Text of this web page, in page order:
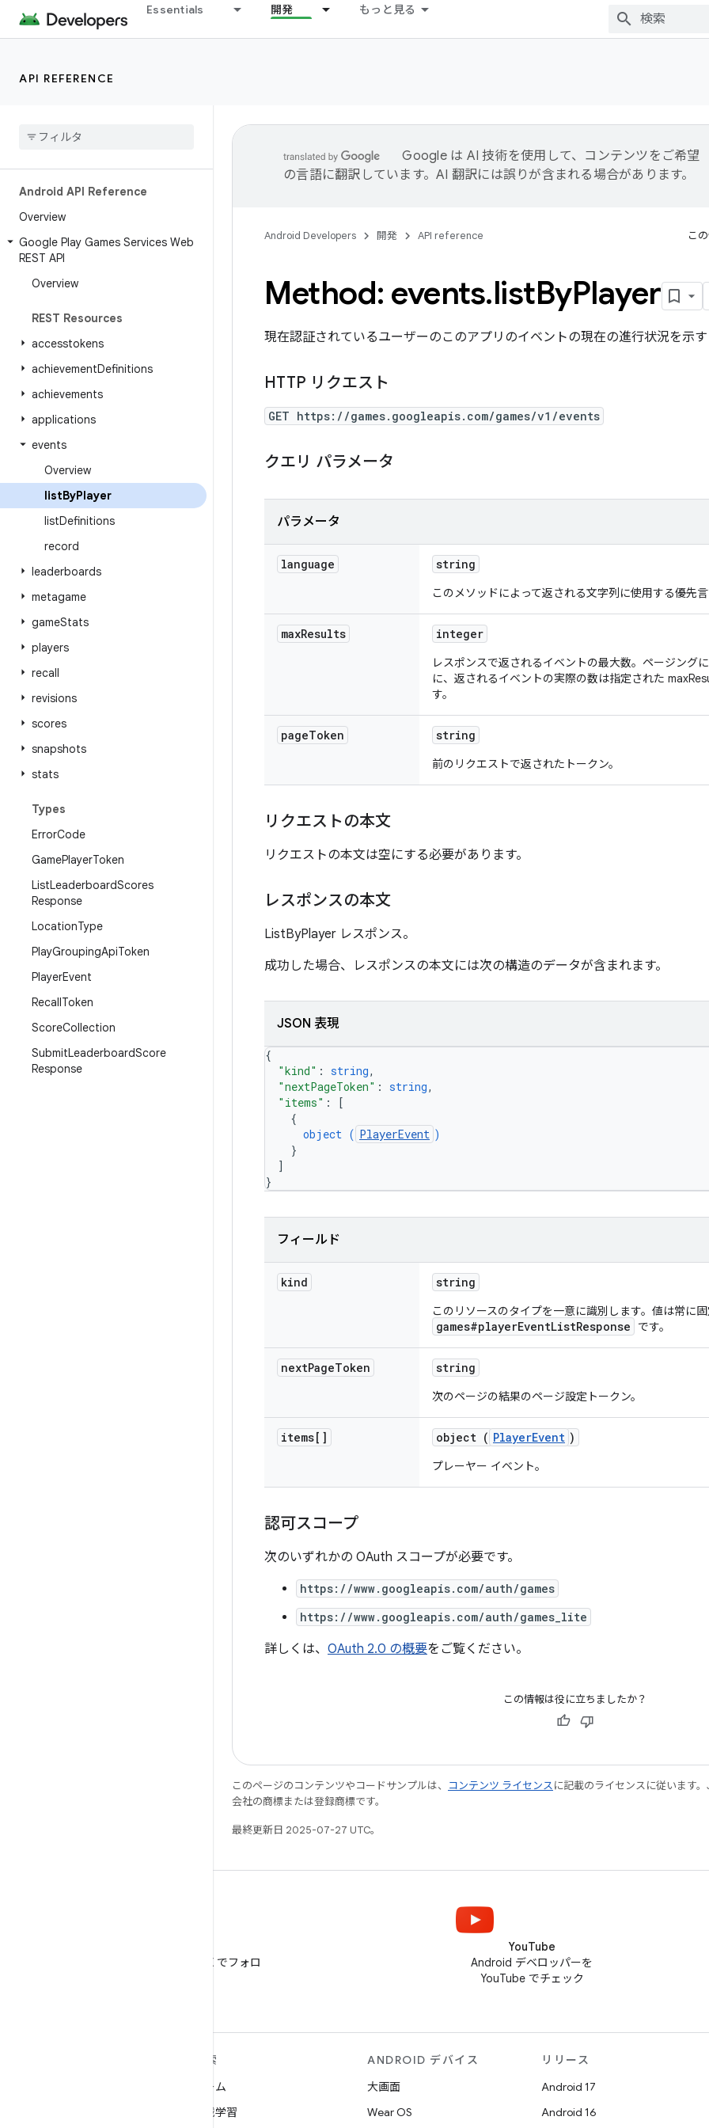
Essentials 開発 もっと見る
API REFERENCE
Android API Reference
Overview
Google Play Games Services Web
REST API
Overview
REST Resources
accesstokens
achievementDefinitions
achievements
applications
events
Overview
listByPlayer
listDefinitions
record
leaderboards
metagame
gameStats
players
recall
revisions
scores
snapshots
stats
Types
ErrorCode
GamePlayerToken
ListLeaderboardScores
Response
LocationType
PlayGroupingApiToken
PlayerEvent
RecallToken
ScoreCollection
SubmitLeaderboardScore
Response
Google は AI 技術を使用して、コンテンツをご希望
の言語に翻訳しています。AI 翻訳には誤りが含まれる場合があります。
Android Developers 開発 API reference こ
Method: events.listByPlayer
現在認証されているユーザーのこのアプリのイベントの現在の進行状況を示
HTTP リクエスト
GET https://games.googleapis.com/games/v1/events
クエリ パラメータ
パラメータ
language string
このメソッドによって返される文字列に使用する優先
maxResults integer
レスポンスで返されるイベントの最大数。ページング
に、返されるイベントの実際の数は指定された
す。
pageToken string
前のリクエストで返されたトークン。
リクエストの本文
リクエストの本文は空にする必要があります。
レスポンスの本文
ListByPlayer レスポンス。
成功した場合、レスポンスの本文には次の構造のデータが含まれます。
JSON 表現
{
"kind" : string,
"nextPageToken" : string,
"items" :
[
{
object ( PlayerEvent )
}
]
}
フィールド
kind string
このリソースのタイプを一意に識別します。値は常に
games#playerEventListResponse です。
nextPageToken string
次のページの結果のページ設定トークン。
items[] object ( PlayerEvent )
プレーヤー イベント。
認可スコープ
次のいずれかの OAuth スコープが必要です。
https://www.googleapis.com/auth/games
https://www.googleapis.com/auth/games_lite
詳しくは、 OAuth 2.0 の概要をご覧ください。
この情報は役に立ちましたか？
このページのコンテンツやコードサンプルは、 コンテンツ ライセンスに記載のライセンスに従います
会社の商標または登録商標です。
最終更新日 2025-07-27 UTC。
@AndroidDev を X でフォロ
YouTube
Android デベロッパーを
YouTube でチェック
探索
ゲーム
機械学習
ANDROID デバイス
大画面
Wear OS
リリース
Android 17
Android 16